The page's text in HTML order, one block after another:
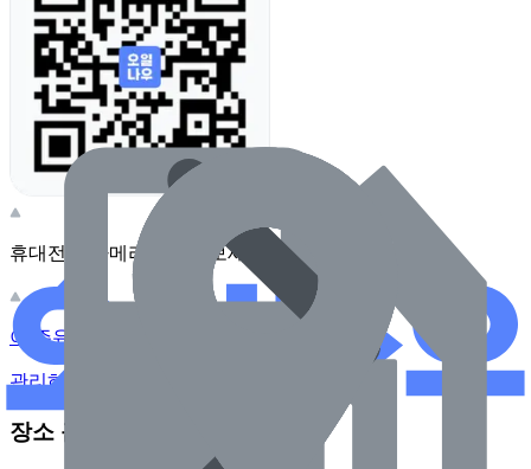
휴대전화 카메라로 찍어보세요
이 주유소의 사장님이신가요?
관리하기
장소 근처 주유소